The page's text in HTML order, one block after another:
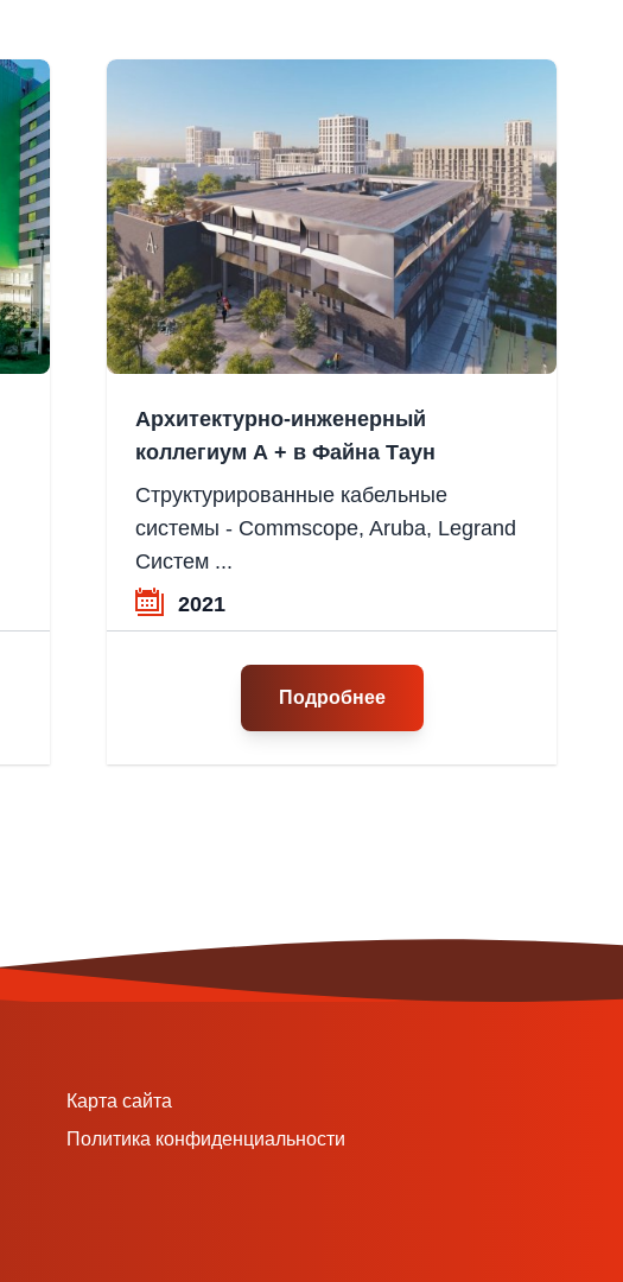
Архитектурно-инженерный
коллегиум А + в Файна Таун
Структурированные кабельные
системы - Commscope, Aruba, Legrand
Систем ...
2021
Подробнее
Карта сайта
Политика конфиденциальности